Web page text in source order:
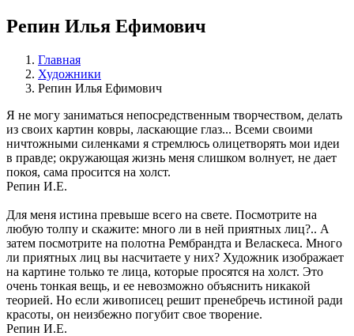
Репин Илья Ефимович
Главная
Художники
Репин Илья Ефимович
Я не могу заниматься непосредственным творчеством, делать
из своих картин ковры, ласкающие глаз... Всеми своими
ничтожными силенками я стремлюсь олицетворять мои идеи
в правде; окружающая жизнь меня слишком волнует, не дает
покоя, сама просится на холст.
Репин И.Е.
Для меня истина превыше всего на свете. Посмотрите на
любую толпу и скажите: много ли в ней приятных лиц?.. А
затем посмотрите на полотна Рембрандта и Веласкеса. Много
ли приятных лиц вы насчитаете у них? Художник изображает
на картине только те лица, которые просятся на холст. Это
очень тонкая вещь, и ее невозможно объяснить никакой
теорией. Но если живописец решит пренебречь истиной ради
красоты, он неизбежно погубит свое творение.
Репин И.Е.